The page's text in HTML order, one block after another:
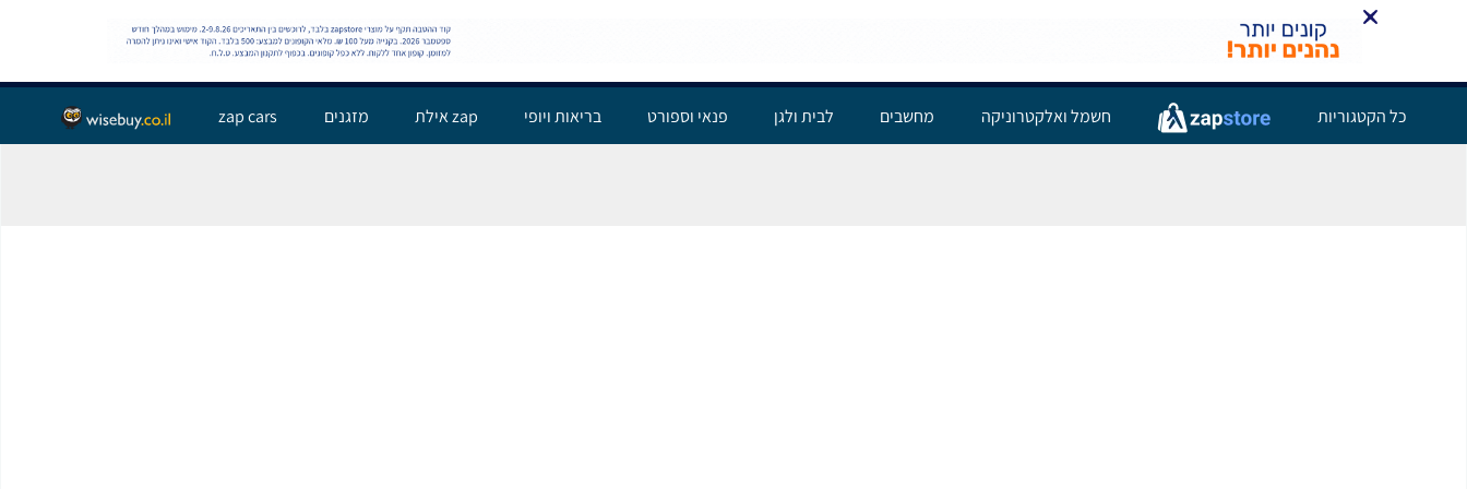
שלום אורח,
התחבר
כל הקטגוריות חשמל ואלקטרוניקה מחשבים לבית ולגן פנאי וספורט בריאות ויופי zap אילת מזגנים zap cars